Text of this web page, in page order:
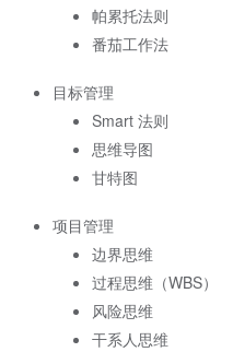
帕累托法则
番茄工作法
目标管理
Smart 法则
思维导图
甘特图
项目管理
边界思维
过程思维（WBS）
风险思维
干系人思维